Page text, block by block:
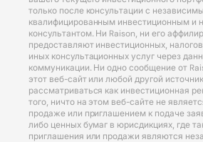
только после консультации с
квалифицированным инвестиционным и
консультантом. Ни Raison, ни его
предоставляют инвестиционных,
иных консультационных услуг через
коммуникации. Ни одно сообщение от
этот веб-сайт или любой другой
рассматриваться как инвестиционная
того, ничто на этом веб-сайте не
продаже или приглашением к подаче
либо ценных бумаг в юрисдикциях, где
приглашения или продажи являются